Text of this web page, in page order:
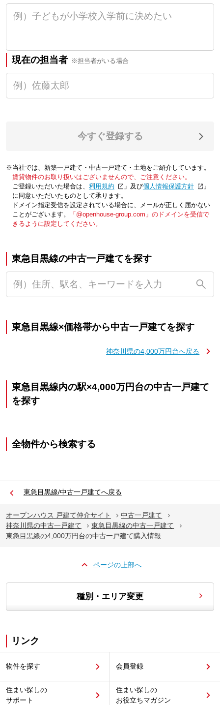
現在の担当者 ※担当者がいる場合
今すぐ登録する
※当社では、新築一戸建て・中古一戸建て・土地をご紹介しています。
賃貸物件のお取り扱いはございませんので、ご注意ください。
ご登録いただいた場合は、「利用規約 」及び「個人情報保護方針
」
に同意いただいたものとして承ります。
ドメイン指定受信を設定されている場合に、メールが正しく届かない
ことがございます。
「@openhouse-group.com」のドメインを受信で
きるように設定してください。
東急目黒線の中古一戸建てを探す
東急目黒線×価格帯から中古一戸建てを探す
神奈川県の4,000万円台へ戻る
東急目黒線内の駅×4,000万円台の中古一戸建て
を探す
全物件から検索する
東急目黒線/中古一戸建てへ戻る
オープンハウス 戸建て仲介サイト
中古一戸建て
神奈川県の中古一戸建て
東急目黒線の中古一戸建て
東急目黒線の4,000万円台の中古一戸建て購入情報
ページの上部へ
種別・エリア変更
リンク
物件を探す 会員登録
住まい探しの
サポート
住まい探しの
お役立ちマガジン